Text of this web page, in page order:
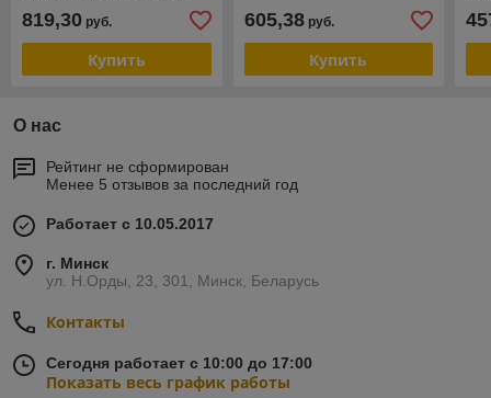
819,30 руб.
Купить
605,38руб.
Купить
О нас
Рейтинг не сформирован
Менее 5 отзывов за последний год
Работает с 10.05.2017
г. Минск
ул. Н.Орды, 23, 301, Минск, Беларусь
Контакты
Сегодня работает с 10:00 до 17:00
Показать весь график работы